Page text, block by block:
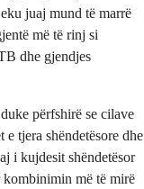
juaj mund të marrë
më të rinj si
dhe gjendjes
përfshirë se cilave
tjera shëndetësore dhe
i kujdesit shëndetësor
kombinimin më të mirë